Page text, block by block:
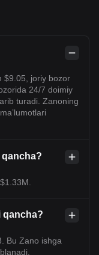
$9.05, joriy bozor
24/7 doimiy
turadi. Zanoning
qancha?
Bu Zano ishga